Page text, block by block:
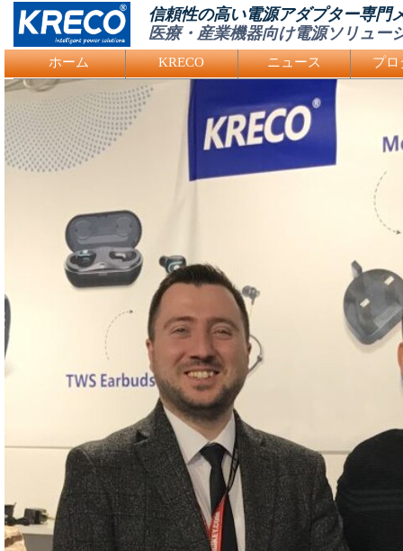
Logo Picture
信頼性の高い電源アダプター専門
医療・産業機器向け電源ソリュー
ホーム KRECO ニュース プロ